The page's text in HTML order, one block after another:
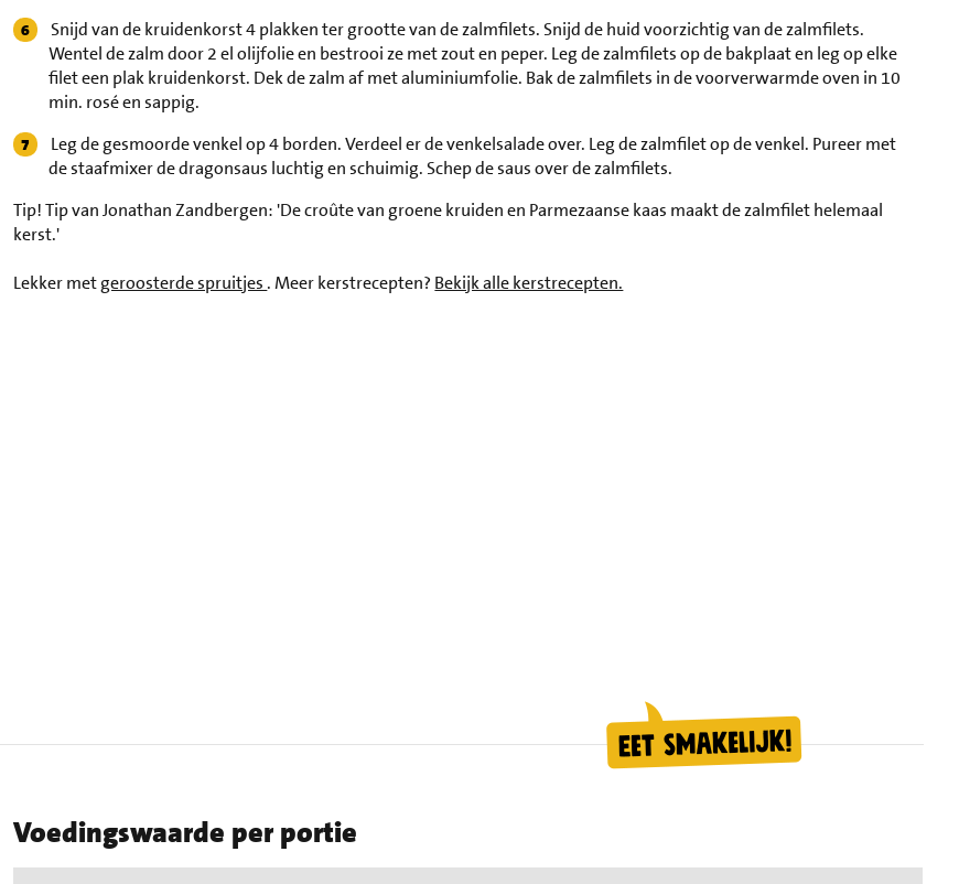
Snijd van de kruidenkorst 4 plakken ter grootte van de zalmfilets. Snijd de huid voorzichtig van de zalmfilets.
Wentel de zalm door 2 el olijfolie en bestrooi ze met zout en peper. Leg de zalmfilets op de bakplaat en leg op elke
filet een plak kruidenkorst. Dek de zalm af met aluminiumfolie. Bak de zalmfilets in de voorverwarmde oven in 10
min. rosé en sappig.
Leg de gesmoorde venkel op 4 borden. Verdeel er de venkelsalade over. Leg de zalmfilet op de venkel. Pureer met
de staafmixer de dragonsaus luchtig en schuimig. Schep de saus over de zalmfilets.
Tip! Tip van Jonathan Zandbergen: 'De croûte van groene kruiden en Parmezaanse kaas maakt de zalmfilet helemaal
kerst.'
Lekker metgeroosterde spruitjes . Meer kerstrecepten? Bekijk alle kerstrecepten.
Voedingswaarde per portie